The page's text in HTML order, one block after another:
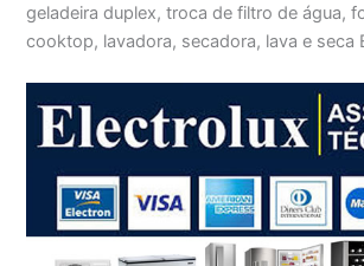
geladeira duplex, troca de filtro de água,
cooktop, lavadora, secadora, lava e seca